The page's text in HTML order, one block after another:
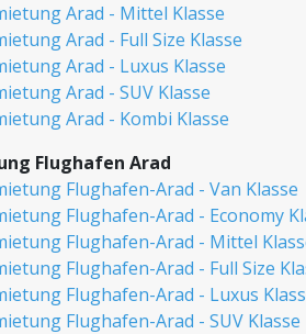
Arad - Mittel Klasse
Arad - Full Size Klasse
Arad - Luxus Klasse
Arad - SUV Klasse
Arad - Kombi Klasse
Flughafen Arad
Flughafen-Arad - Van Klasse
Flughafen-Arad - Economy
Flughafen-Arad - Mittel
Flughafen-Arad - Full Size
Flughafen-Arad - Luxus
Flughafen-Arad - SUV Klasse